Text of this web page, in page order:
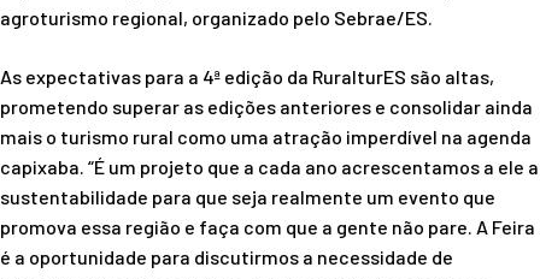
agroturismo regional, organizado pelo Sebrae/ES.
As expectativas para a 4ª edição da RuralturES são altas,
prometendo superar as edições anteriores e consolidar ainda
mais o turismo rural como uma atração imperdível na agenda
capixaba. “É um projeto que a cada ano acrescentamos a ele a
sustentabilidade para que seja realmente um evento que
promova essa região e faça com que a gente não pare. A Feira
é a oportunidade para discutirmos a necessidade de